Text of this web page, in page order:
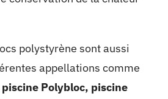
polystyrène sont aussi
appellations comme
Polybloc, piscine